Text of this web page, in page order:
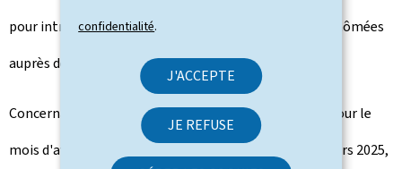
confidentialité.
J'ACCEPTE
JE REFUSE
pour introduire un décompte des heures réellement chômées
auprès de l'ADEM.
Concernant donc, les demandes de chômage partiel pour le
mois d'avril 2025, avisées lors du comité du mois de mars 2025,